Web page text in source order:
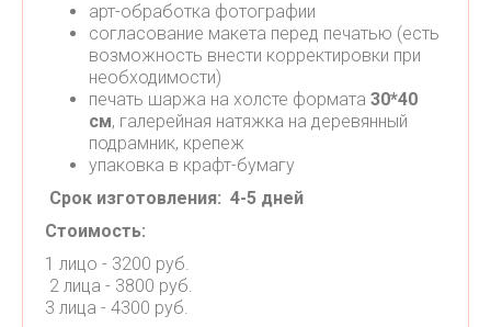
арт-обработка фотографии
согласование макета перед печатью (есть
возможность внести корректировки при
необходимости)
печать шаржа на холсте формата 30*40
см, галерейная натяжка на деревянный
подрамник, крепеж
упаковка в крафт-бумагу
Срок изготовления: 4-5 дней
Стоимость:
1 лицо - 3200 руб.
2 лица - 3800 руб.
3 лица - 4300 руб.